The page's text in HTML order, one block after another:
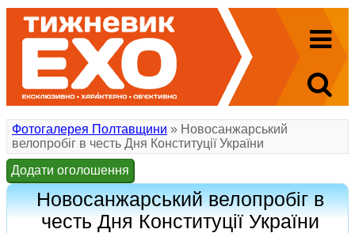
Фотогалерея Полтавщини » Новосанжарський
велопробіг в честь Дня Конституції України
Додати оголошення
Новосанжарський велопробіг в
честь Дня Конституції України